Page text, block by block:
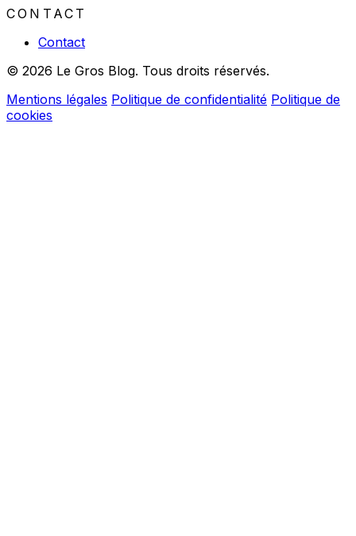
CONTACT
Contact
© 2026 Le Gros Blog. Tous droits réservés.
Mentions légales Politique de confidentialité Politique de
cookies